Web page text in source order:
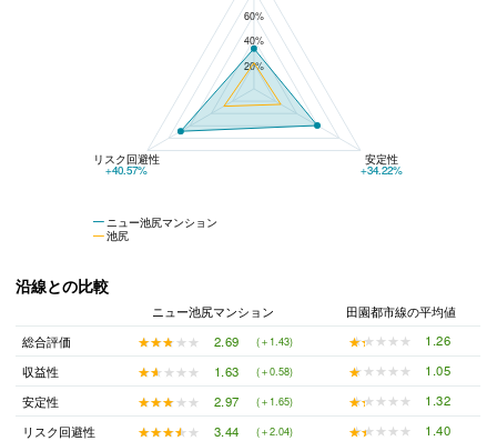
60%
40%
20%
ニュー池尻マンション
池尻
リスク回避性
+40.57%
安定性
+34.22%
沿線との比較
ニュー池尻マンション
田園都市線の平均値
総合評価
★★★★★
★★★★★ 2.69 (＋1.43) ★★★★★
★★★★★
1.26
収益性
★★★★★
★★★★★ 1.63 (＋0.58) ★★★★★
★★★★★
1.05
安定性
★★★★★
★★★★★ 2.97 (＋1.65) ★★★★★
★★★★★
1.32
リスク回避性
★★★★★
★★★★★ 3.44 (＋2.04) ★★★★★
★★★★★ 1.40